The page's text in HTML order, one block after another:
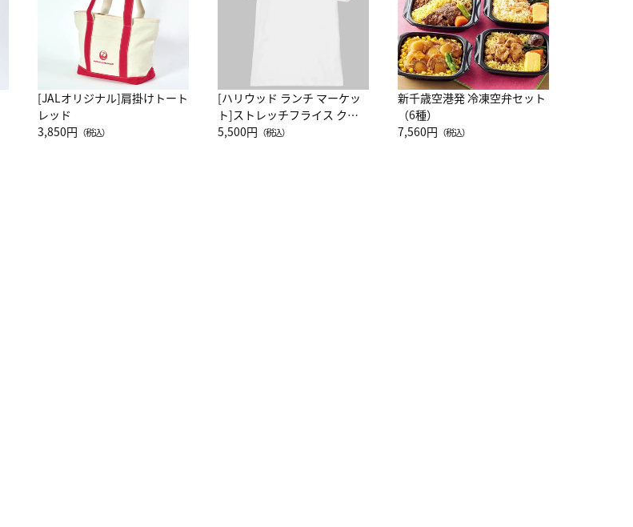
[JALオリジナル]肩掛けトート
レッド
3,850円 （税込）
[ハリウッド ランチ マーケッ
ト]ストレッチフライス クル
ーネック別注半袖Ｔシャツ
5,500円 （税込）
新千歳空港発 冷凍空弁セット
（6種）
7,560円 （税込）